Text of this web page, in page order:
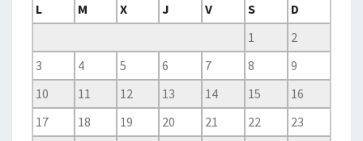
L
M X J V S
D
1
2
3
4 5 6 7 8
9
10
11 12 13 14 15
16
17
18 19 20 21 22
23